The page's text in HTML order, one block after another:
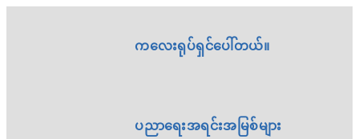
ကလေးရုပ်ရှင်ပေါ်တယ်။
ပညာရေးအရင်းအမြစ်များ